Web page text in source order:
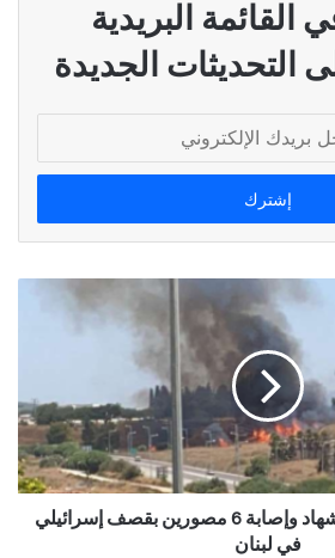
القائمة البريدية
التحديثات الجديدة
من بينهم عراقي.. استشهاد وإصابة 6 مصورين بقصف إسرائيلي
في لبنان